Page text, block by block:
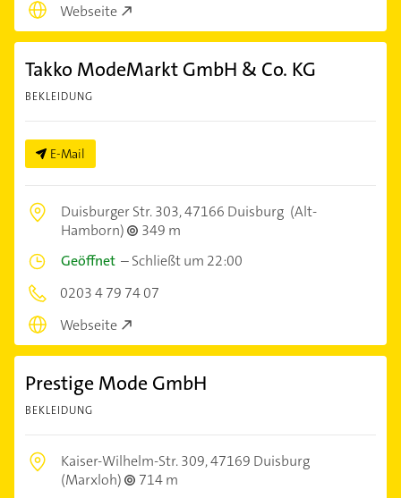
Webseite
Takko ModeMarkt GmbH & Co. KG
BEKLEIDUNG
E-Mail
Duisburger Str. 303,47166 Duisburg (Alt-
Hamborn)
349 m
Geöffnet –Schließt um 22:00
0203 4 79 74 07
Webseite
Prestige Mode GmbH
BEKLEIDUNG
Kaiser-Wilhelm-Str. 309,47169 Duisburg
(Marxloh)
714 m